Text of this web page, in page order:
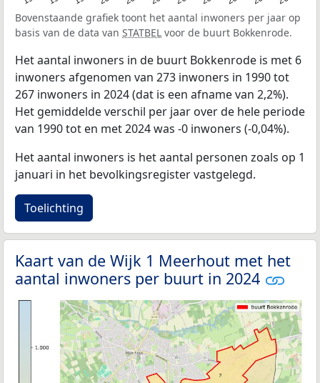
Bovenstaande grafiek toont het aantal inwoners per jaar op
basis van de data van STATBEL voor de buurt Bokkenrode.
Het aantal inwoners in de buurt Bokkenrode is met 6
inwoners afgenomen van 273 inwoners in 1990 tot
267 inwoners in 2024 (dat is een afname van 2,2%).
Het gemiddelde verschil per jaar over de hele periode
van 1990 tot en met 2024 was -0 inwoners (-0,04%).
Het aantal inwoners is het aantal personen zoals op 1
januari in het bevolkingsregister vastgelegd.
Toelichting
Kaart van de Wijk 1 Meerhout met het
aantal inwoners per buurt in 2024